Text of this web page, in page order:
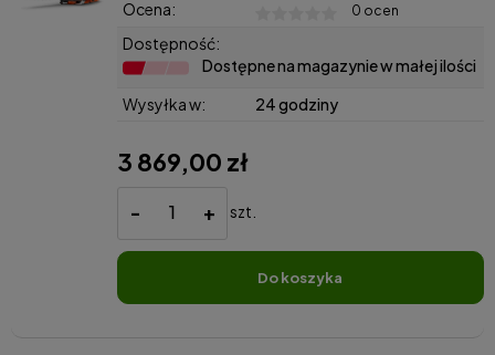
Ocena: 0 ocen
Dostępność:
Dostępne na magazynie w małej ilości
Wysyłka w:
24 godziny
3 869,00 zł
- + szt.
do koszyka